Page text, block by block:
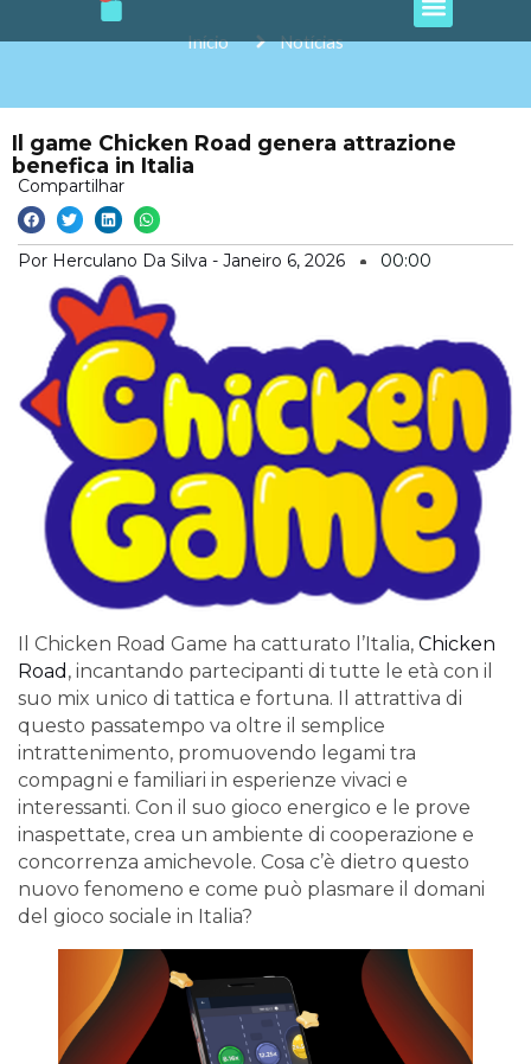
para
o
g
r
k
b
e
a
Início Notícias
Il game Chicken Road genera attrazione
benefica in Italia
Compartilhar
Por Herculano Da Silva - Janeiro 6, 2026 00:00
Il Chicken Road Game ha catturato l’Italia, Chicken
Road , incantando partecipanti di tutte le età con il
suo mix unico di tattica e fortuna. Il attrattiva di
questo passatempo va oltre il semplice
intrattenimento, promuovendo legami tra
compagni e familiari in esperienze vivaci e
interessanti. Con il suo gioco energico e le prove
inaspettate, crea un ambiente di cooperazione e
concorrenza amichevole. Cosa c’è dietro questo
nuovo fenomeno e come può plasmare il domani
del gioco sociale in Italia?